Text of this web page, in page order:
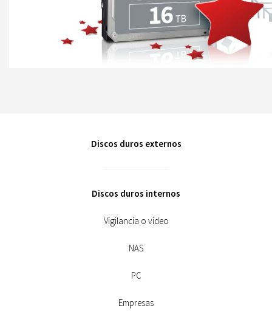
Discos duros externos
Discos duros internos
Vigilancia o vídeo
NAS
PC
Empresas